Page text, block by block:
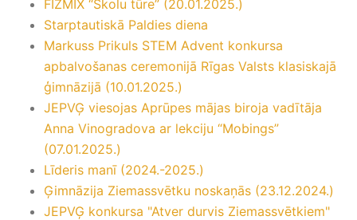
FIZMIX “Skolu tūre” (20.01.2025.)
Starptautiskā Paldies diena
Markuss Prikuls STEM Advent konkursa
apbalvošanas ceremonijā Rīgas Valsts klasiskajā
ģimnāzijā (10.01.2025.)
JEPVĢ viesojas Aprūpes mājas biroja vadītāja
Anna Vinogradova ar lekciju “Mobings”
(07.01.2025.)
Līderis manī (2024.-2025.)
Ģimnāzija Ziemassvētku noskaņās (23.12.2024.)
JEPVĢ konkursa "Atver durvis Ziemassvētkiem"